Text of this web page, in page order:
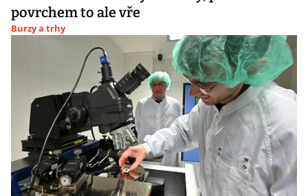
povrchem to ale vře
Burzy a trhy